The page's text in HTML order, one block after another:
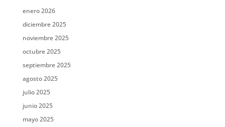
enero 2026
diciembre 2025
noviembre 2025
octubre 2025
septiembre 2025
agosto 2025
julio 2025
junio 2025
mayo 2025